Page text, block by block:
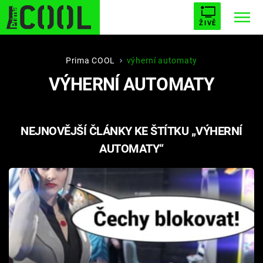
ŽIVĚ
STARHOUSE BUFFY, PŘEMOŽITELKA UPÍRŮ
PLNEJ KOTEL AVENGERS 5
Filmy
Seriály
Hry
Prima COOL výherní automaty
VÝHERNÍ AUTOMATY
NEJNOVĚJŠÍ ČLÁNKY KE ŠTÍTKU „VÝHERNÍ
AUTOMATY“